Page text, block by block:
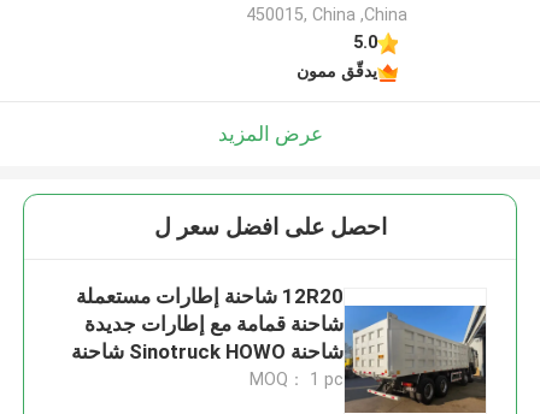
450015, China ,China
5.0
يدقّق ممون
عرض المزيد
احصل على افضل سعر ل
12R20 شاحنة إطارات مستعملة
شاحنة قمامة مع إطارات جديدة
شاحنة Sinotruck HOWO شاحنة
تيبر 12 عجلة
MOQ： 1 pc